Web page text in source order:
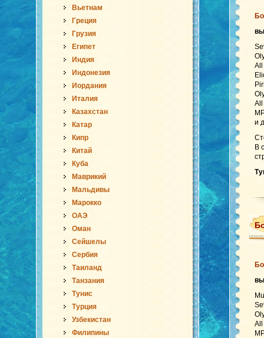
Вьетнам
Греция
Грузия
Египет
Индия
Индонезия
Иордания
Италия
Казахстан
Катар
Кипр
Китай
Куба
Маврикий
Мальдивы
Марокко
ОАЭ
Оман
Сейшелы
Сербия
Таиланд
Танзания
Тунис
Турция
Узбекистан
Филипины
и
В